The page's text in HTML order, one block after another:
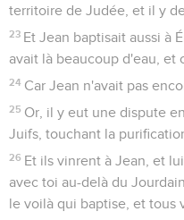
territoire de Judée, et il y
23 Et Jean baptisait aussi à
avait là beaucoup d'eau, et
24 Car Jean n'avait pas
25 Or, il y eut une dispute
Juifs, touchant la
26 Et ils vinrent à Jean, et
avec toi au-delà du
le voilà qui baptise, et tous